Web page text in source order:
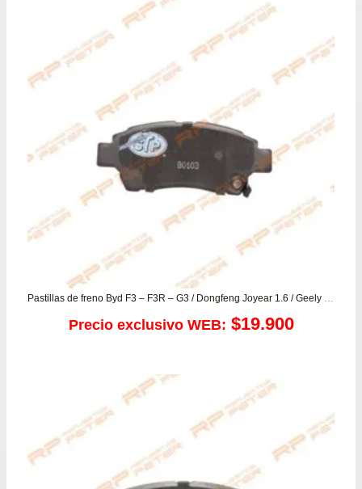
era:
$32.900.
Pastillas de freno Byd F3 – F3R – G3 / Dongfeng Joyear 1.6 / Geely GC7 – MK – SL / Great Wall Florid 1.5 – M4 / Lifan 620 / Corolla
Precio exclusivo WEB: $19.900